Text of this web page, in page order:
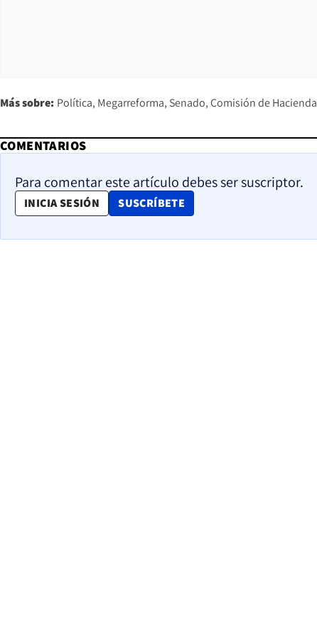
Más sobre: Política Megarreforma Senado Comisión de Hacienda
COMENTARIOS
Para comentar este artículo debes ser suscriptor.
INICIA SESIÓN SUSCRÍBETE
OPENS IN NEW WINDOW